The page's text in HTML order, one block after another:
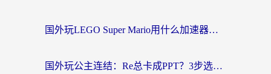
国外玩LEGO Super Mario用什么加速器？2026海外玩家亲测有效指南
国外玩公主连结：Re总卡成PPT？3步选对加速器，畅玩国服无压力